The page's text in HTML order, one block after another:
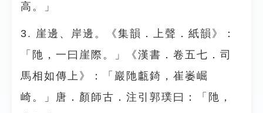
高。」
3. 崖邊、岸邊。《集韻．上聲．紙韻》：
「阤，一曰崖際。」《漢書．卷五七．司
馬相如傳上》：「巖阤甗錡，崔崣崛
崎。」唐．顏師古．注引郭璞曰：「阤，